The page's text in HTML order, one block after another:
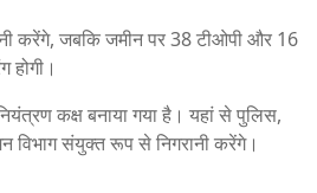
करेंगे, जबकि जमीन पर 38 टीओपी और 16
होगी।
कक्ष बनाया गया है। यहां से पुलिस,
विभाग संयुक्त रूप से निगरानी करेंगे।